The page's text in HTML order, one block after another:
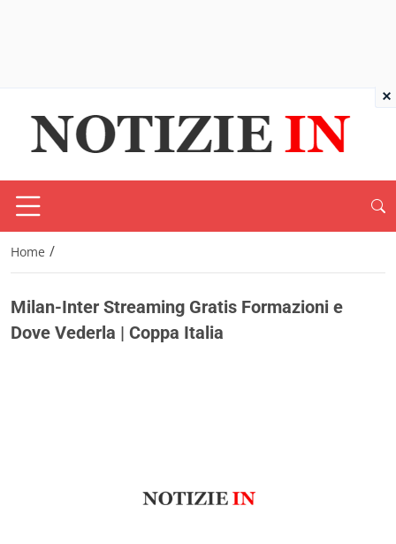
Home /
Milan-Inter Streaming Gratis Formazioni e
Dove Vederla | Coppa Italia
×